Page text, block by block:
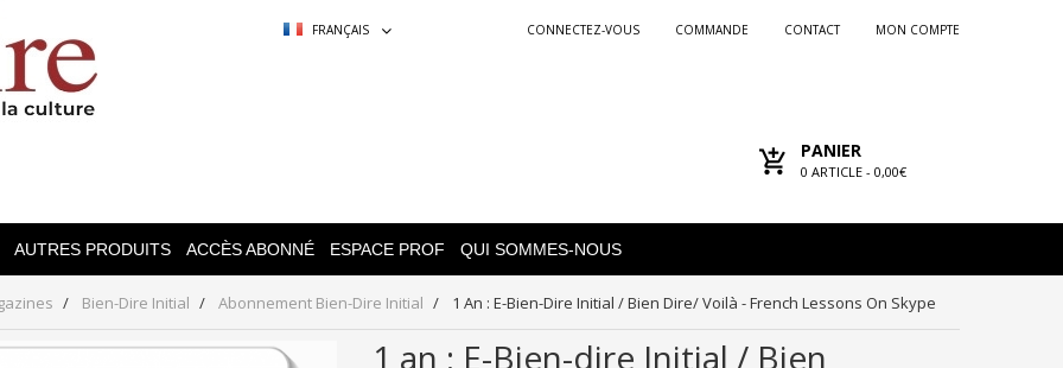
FRANÇAIS MON COMPTE
CONTACT
COMMANDE
CONNECTEZ-VOUS
PANIER
0 ARTICLE - 0,00€
AUTRES PRODUITS ACCÈS ABONNÉ ESPACE PROF QUI SOMMES-NOUS
Bien-Dire Initial Abonnement Bien-Dire Initial 1 An : E-Bien-Dire Initial / Bien Dire/ Voilà - French Lessons On Skype
1 an : E-Bien-dire Initial / Bien